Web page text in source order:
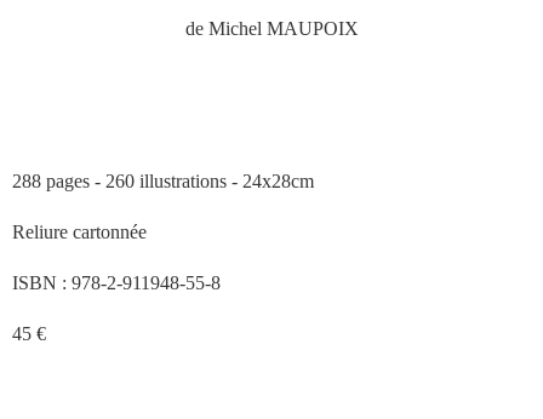
de Michel MAUPOIX
288 pages - 260 illustrations - 24x28cm
Reliure cartonnée
ISBN : 978-2-911948-55-8
45 €